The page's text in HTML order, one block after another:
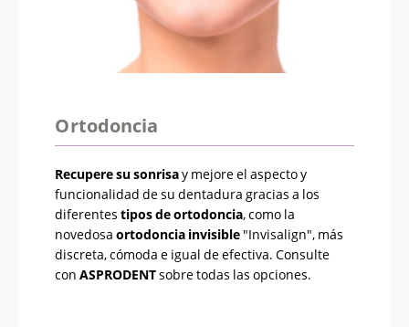
Ortodoncia
Recupere su sonrisay mejore el aspecto y
funcionalidad de su dentadura gracias a los
diferentes tipos de ortodoncia, como la
novedosaortodoncia invisible "Invisalign", más
discreta, cómoda e igual de efectiva. Consulte
conASPRODENTsobre todas las opciones.